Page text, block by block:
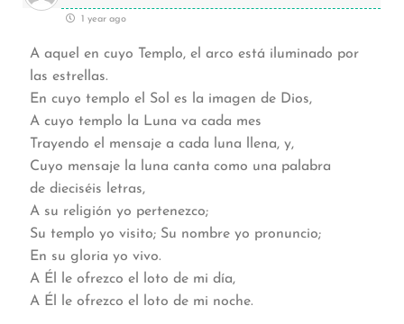
1 year ago
A aquel en cuyo Templo, el arco está iluminado por
las estrellas.
En cuyo templo el Sol es la imagen de Dios,
A cuyo templo la Luna va cada mes
Trayendo el mensaje a cada luna llena, y,
Cuyo mensaje la luna canta como una palabra
de dieciséis letras,
A su religión yo pertenezco;
Su templo yo visito; Su nombre yo pronuncio;
En su gloria yo vivo.
A Él le ofrezco el loto de mi día,
A Él le ofrezco el loto de mi noche.